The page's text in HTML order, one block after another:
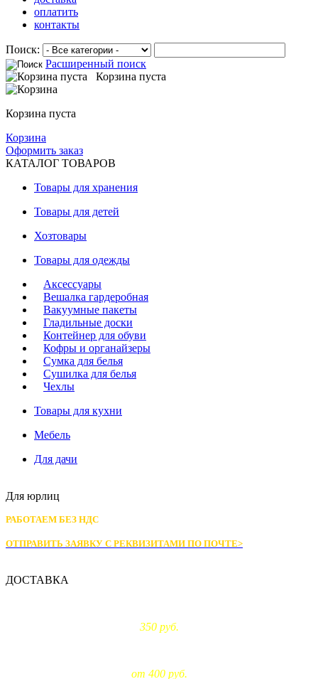
оплатить
контакты
Поиск:
Расширенный поиск
Корзина пуста
Корзина пуста
Корзина
Оформить заказ
КАТАЛОГ ТОВАРОВ
Товары для хранения
Товары для детей
Хозтовары
Товары для одежды
Аксессуары
Вешалка гардеробная
Вакуумные пакеты
Гладильные доски
Контейнер для обуви
Кофры и органайзеры
Сумка для белья
Сушилка для белья
Чехлы
Товары для кухни
Мебель
Для дачи
Для юрлиц
РАБОТАЕМ БЕЗ НДС
ОТПРАВИТЬ ЗАЯВКУ С РЕКВИЗИТАМИ ПО ПОЧТЕ>
ДОСТАВКА
350 руб.
от 400 руб.